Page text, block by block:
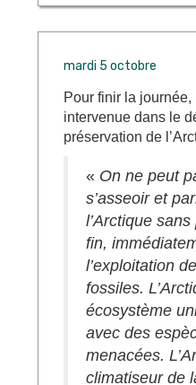
mardi 5 octobre
Pour finir la
intervenue dans le
préservation de
« On ne peut
s’asseoir et
l’Arctique
fin,
l’exploitation
fossiles.
écosystème
avec des
menacées.
climatiseur de